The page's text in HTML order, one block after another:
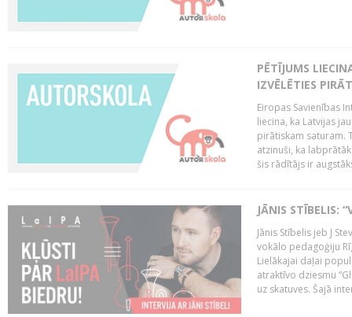
PĒTĪJUMS
IZVĒLĒTIES
Eiropas Savienības
liecina, ka Latvijas
pirātiskam saturam.
atzinuši, ka
šis rādītājs ir
JĀNIS STĪBELIS:
Jānis Stībelis jeb J
vokālo pedagoģiju
Lielākajai daļai
atraktīvo dziesmu
uz skatuves. Šajā